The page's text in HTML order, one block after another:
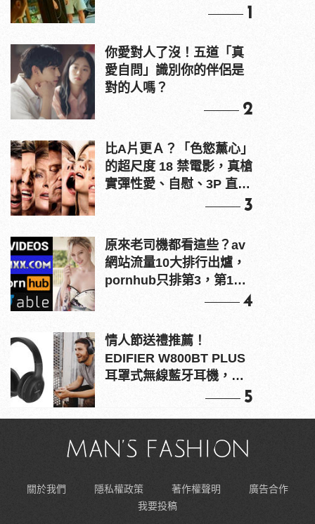
1
你愛對人了沒！五道「真
愛自問」識別你的伴侶是
對的人嗎？
2
比A片更Ａ？「色慾薰心」
的超尺度 18 禁電影，真槍
實彈性愛、自慰、3P 直接
3
原來老司機都看這些？av
網站流量10大排行出爐，
pornhub只排第3，第1名
4
情人節送禮推薦！
EDIFIER W800BT PLUS
耳罩式無線藍牙耳機，在
5
關於我們 隱私權政策 著作權聲明
廣告合作
我要投稿